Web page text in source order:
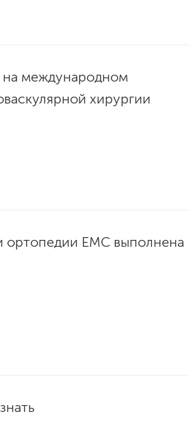
международном
хирургии
ортопедии ЕМС выполнена